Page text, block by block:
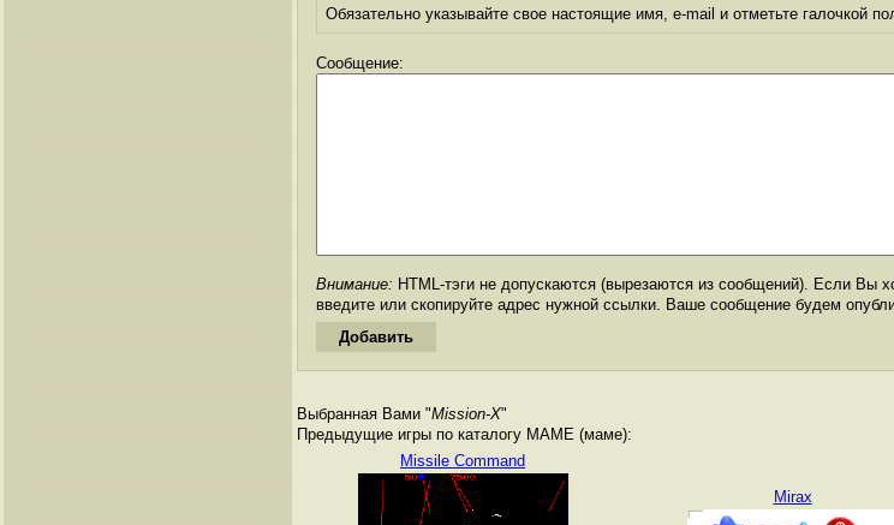
Обязательно указывайте свое настоящие имя, e-mail и отметьте галочкой
Сообщение:
Внимание: HTML-тэги не допускаются (вырезаются из сообщений). Если Вы
введите или скопируйте адрес нужной ссылки. Ваше сообщение будем
Выбранная Вами "Mission-X"
Предыдущие игры по каталогу MAME (маме):
Missile Command
Mirax